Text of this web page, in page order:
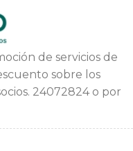
de servicios de
sobre los
24072824 o por